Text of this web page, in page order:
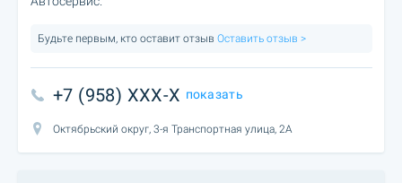
Будьте первым, кто оставит отзыв Оставить отзыв >
+7 (958) XXX-X показать
Октябрьский округ, 3-я Транспортная улица, 2А